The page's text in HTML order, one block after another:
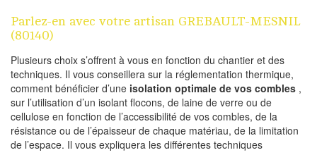
Parlez-en avec votre artisan GREBAULT-MESNIL
(80140)
Plusieurs choix s’offrent à vous en fonction du chantier et des
techniques. Il vous conseillera sur la réglementation thermique,
comment bénéficier d’une isolation optimale de vos combles ,
sur l’utilisation d’un isolant flocons, de laine de verre ou de
cellulose en fonction de l’accessibilité de vos combles, de la
résistance ou de l’épaisseur de chaque matériau, de la limitation
de l’espace. Il vous expliquera les différentes techniques